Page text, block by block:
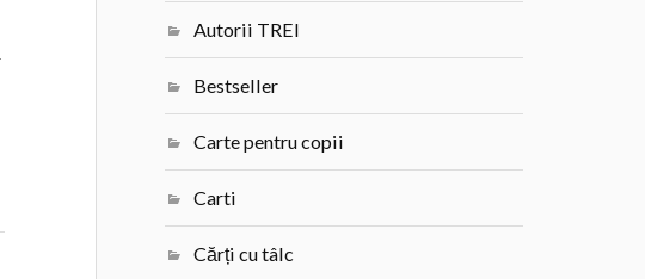
Autorii TREI
Bestseller
Carte pentru copii
Carti
Cărți cu tâlc